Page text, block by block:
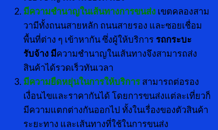
มีความชำนาญในเส้นทางการขนส่ง เขตคลองสาม
วามีทั้งถนนสายหลัก ถนนสายรอง และซอยเชื่อม
พื้นที่ต่าง ๆ เข้าหากัน ซึ่งผู้ให้บริการ รถกระบะ
รับจ้าง มีความชำนาญในเส้นทางจึงสามารถส่ง
สินค้าได้รวดเร็วทันเวลา
มีความยืดหยุ่นในการให้บริการ สามารถต่อรอง
เงื่อนไขและราคากันได้ โดยการขนส่งแต่ละเที่ยวก็
มีความแตกต่างกันออกไป ทั้งในเรื่องของตัวสินค้า
ระยะทาง และเส้นทางที่ใช้ในการขนส่ง